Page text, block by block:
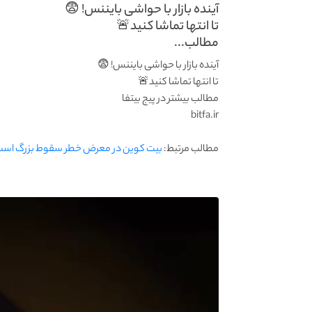
آینده بازار با حواشی بایننس! 😨
تا انتها تماشا کنید🚨
مطالب...
آینده بازار با حواشی بایننس! 😨
تا انتها تماشا کنید🚨
مطالب بیشتر در پیج بیتفا
bitfa.ir
مطالب مرتبط:بیت کوین در معرض خطر سقوط بزرگ